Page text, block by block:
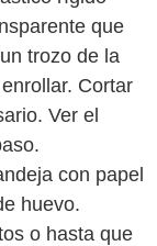
que
trozo de la
Cortar
Ver el
con papel
huevo.
o hasta que